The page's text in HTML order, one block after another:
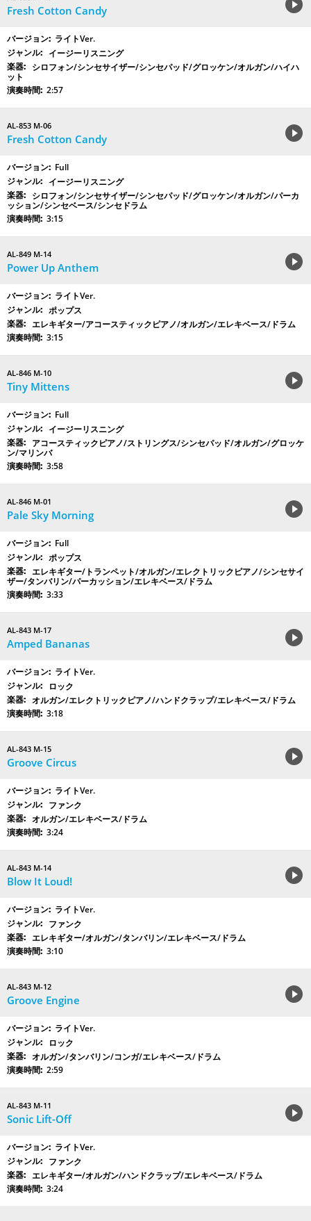
Fresh Cotton Candy
ライトVer.
イージーリスニング
シロフォン/シンセサイザー/シンセパッド/グロッケン/オルガン/ハイハ
ット
2:57
AL-853 M-06
Fresh Cotton Candy
Full
イージーリスニング
シロフォン/シンセサイザー/シンセパッド/グロッケン/オルガン/パーカ
ッション/シンセベース/シンセドラム
3:15
AL-849 M-14
Power Up Anthem
ライトVer.
ポップス
エレキギター/アコースティックピアノ/オルガン/エレキベース/ドラム
3:15
AL-846 M-10
Tiny Mittens
Full
イージーリスニング
アコースティックピアノ/ストリングス/シンセパッド/オルガン/グロッケ
ン/マリンバ
3:58
AL-846 M-01
Pale Sky Morning
Full
ポップス
エレキギター/トランペット/オルガン/エレクトリックピアノ/シンセサイ
ザー/タンバリン/パーカッション/エレキベース/ドラム
3:33
AL-843 M-17
Amped Bananas
ライトVer.
ロック
オルガン/エレクトリックピアノ/ハンドクラップ/エレキベース/ドラム
3:18
AL-843 M-15
Groove Circus
ライトVer.
ファンク
オルガン/エレキベース/ドラム
3:24
AL-843 M-14
Blow It Loud!
ライトVer.
ファンク
エレキギター/オルガン/タンバリン/エレキベース/ドラム
3:10
AL-843 M-12
Groove Engine
ライトVer.
ロック
オルガン/タンバリン/コンガ/エレキベース/ドラム
2:59
AL-843 M-11
Sonic Lift-Off
ライトVer.
ファンク
エレキギター/オルガン/ハンドクラップ/エレキベース/ドラム
3:24